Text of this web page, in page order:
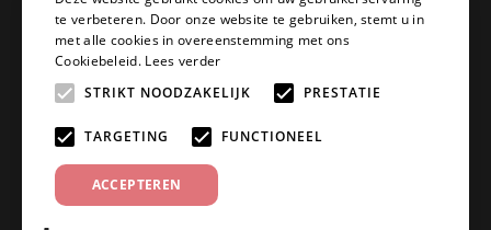
Algemene voorwaarden
Disclaimer
Privacy Policy
Betaalmethoden
Retourneren
Klantenservice
Offerte aanvragen
te verbeteren. Door onze website te gebruiken, stemt u in
met alle cookies in overeenstemming met ons
Cookiebeleid. Lees verder
STRIKT NOODZAKELIJK
PRESTATIE
TARGETING FUNCTIONEEL
ACCEPTEREN